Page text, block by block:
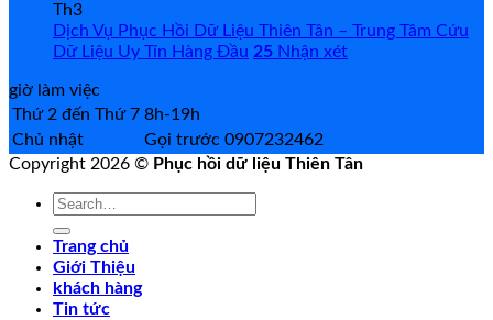
Th3
Dịch Vụ Phục Hồi Dữ Liệu Thiên Tân – Trung Tâm Cứu
Dữ Liệu Uy Tín Hàng Đầu 25 Nhận xét
giờ làm việc
Thứ 2 đến Thứ 7 8h-19h
Chủ nhật
Gọi trước 0907232462
Copyright 2026 © Phục hồi dữ liệu Thiên Tân
Search
Trang chủ
Giới Thiệu
khách hàng
Tin tức